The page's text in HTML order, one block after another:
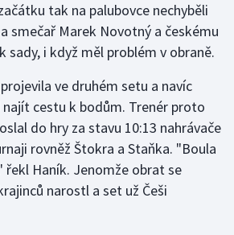
tak na palubovce nechyběli
smečař Marek Novotný a českému
sady, i když měl problém v obraně.
ve druhém setu a navíc
cestu k bodům. Trenér proto
do hry za stavu 10:13 nahrávače
rovněž Štokra a Staňka. "Boula
řekl Haník. Jenomže obrat se
narostl a set už Češi